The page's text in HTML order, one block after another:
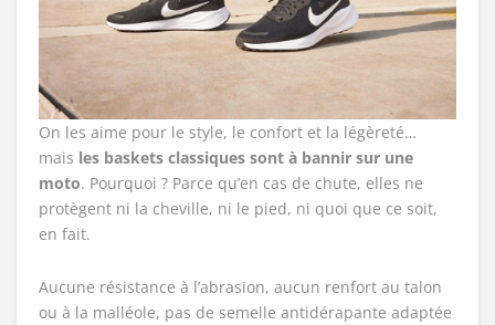
On les aime pour le style, le confort et la légèreté…
mais les baskets classiques sont à bannir sur une
moto. Pourquoi ? Parce qu’en cas de chute, elles ne
protègent ni la cheville, ni le pied, ni quoi que ce soit,
en fait.
Aucune résistance à l’abrasion, aucun renfort au talon
ou à la malléole, pas de semelle antidérapante adaptée